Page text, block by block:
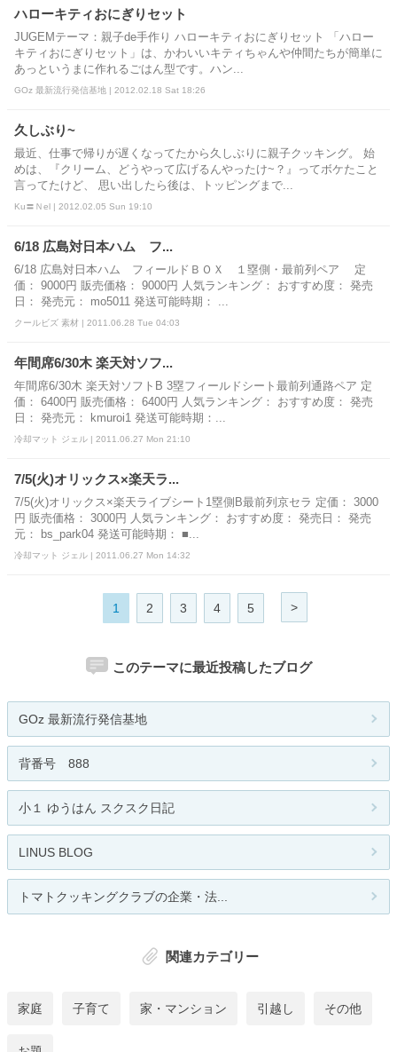
ハローキティおにぎりセット
JUGEMテーマ：親子de手作り ハローキティおにぎりセット 「ハロー
キティおにぎりセット」は、かわいいキティちゃんや仲間たちが簡単に
あっというまに作れるごはん型です。ハン...
GOz 最新流行発信基地 | 2012.02.18 Sat 18:26
久しぶり~
最近、仕事で帰りが遅くなってたから久しぶりに親子クッキング。 始
めは、『クリーム、どうやって広げるんやったけ~？』ってボケたこと
言ってたけど、 思い出したら後は、トッピングまで...
Ku〓Ｎel | 2012.02.05 Sun 19:10
6/18 広島対日本ハム フ...
6/18 広島対日本ハム フィールドＢＯＸ １塁側・最前列ペア 定
価： 9000円 販売価格： 9000円 人気ランキング： おすすめ度： 発売
日： 発売元： mo5011 発送可能時期： ...
クールビズ 素材 | 2011.06.28 Tue 04:03
年間席6/30木 楽天対ソフ...
年間席6/30木 楽天対ソフトB 3塁フィールドシート最前列通路ペア 定
価： 6400円 販売価格： 6400円 人気ランキング： おすすめ度： 発売
日： 発売元： kmuroi1 発送可能時期：...
冷却マット ジェル | 2011.06.27 Mon 21:10
7/5(火)オリックス×楽天ラ...
7/5(火)オリックス×楽天ライブシート1塁側B最前列京セラ 定価： 3000
円 販売価格： 3000円 人気ランキング： おすすめ度： 発売日： 発売
元： bs_park04 発送可能時期： ■...
冷却マット ジェル | 2011.06.27 Mon 14:32
1 2 3 4 5 >
このテーマに最近投稿したブログ
GOz 最新流行発信基地
背番号 888
小１ ゆうはん スクスク日記
LINUS BLOG
トマトクッキングクラブの企業・法...
関連カテゴリー
家庭 子育て 家・マンション 引越し その他